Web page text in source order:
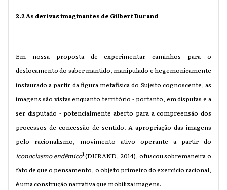
2.2 As derivas imaginantes de Gilbert Durand
Em nossa proposta de experimentar caminhos para o
deslocamento do saber mantido, manipulado e hegemonicamente
instaurado a partir da figura metafísica do Sujeito cognoscente, as
imagens são vistas enquanto território - portanto, em disputas e a
ser disputado - potencialmente aberto para a compreensão dos
processos de concessão de sentido. A apropriação das imagens
pelo racionalismo, movimento ativo operante a partir do
iconoclasmo endêmico1(DURAND, 2014), ofuscou sobremaneira o
fato de que o pensamento, o objeto primeiro do exercício racional,
é uma construção narrativa que mobiliza imagens.